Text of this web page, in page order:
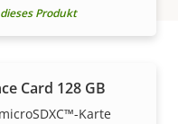
Produkt
Card 128 GB
Karte